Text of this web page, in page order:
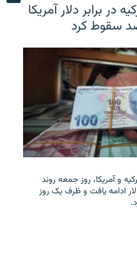
در برابر دلار آمریکا
و آمریکا، روز جمعه روند
ادامه یافت و ظرف یک روز